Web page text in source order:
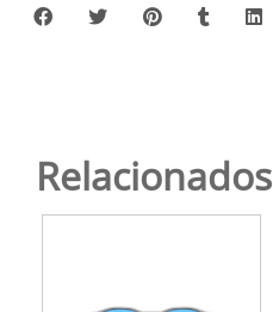
Relacionados